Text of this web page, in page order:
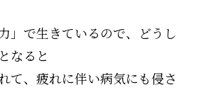
」で生きているので、どうし
なると
て、疲れに伴い病気にも侵さ